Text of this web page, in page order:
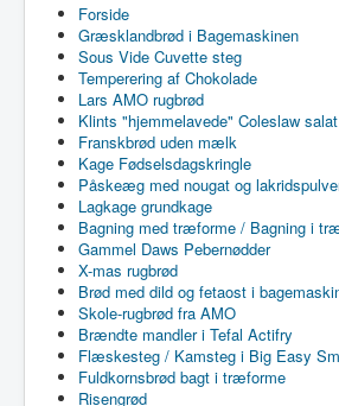
Forside
Græsklandbrød i Bagemaskinen
Sous Vide Cuvette steg
Temperering af Chokolade
Lars AMO rugbrød
Klints "hjemmelavede" Coleslaw salat
Franskbrød uden mælk
Kage Fødselsdagskringle
Påskeæg med nougat og
Lagkage grundkage
Bagning med træforme / Bagning i
Gammel Daws Pebernødder
X-mas rugbrød
Brød med dild og fetaost i
Skole-rugbrød fra AMO
Brændte mandler i Tefal Actifry
Flæskesteg / Kamsteg i Big Easy
Fuldkornsbrød bagt i træforme
Risengrød